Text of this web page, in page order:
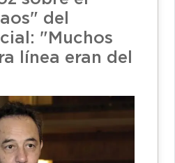
del
"Muchos
línea eran del